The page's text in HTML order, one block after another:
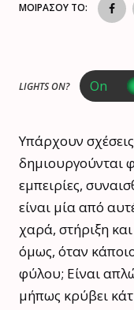
ΜΟΙΡΑΣΟΥ ΤΟ:
LIGHTS ON?
Υπάρχουν
δημιουργούνται
εμπειρίες,
είναι μία από
χαρά, στήριξη
όμως, όταν
φύλου; Είναι
μήπως κρύβει